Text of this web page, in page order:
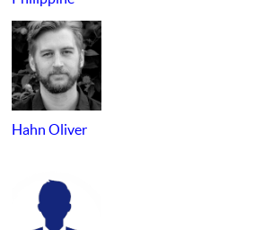
Hahn Oliver